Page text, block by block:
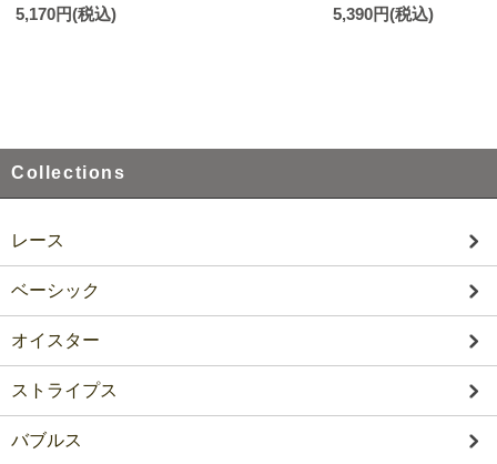
5,170円(税込)
5,390円(税込)
Collections
レース
ベーシック
オイスター
ストライプス
バブルス